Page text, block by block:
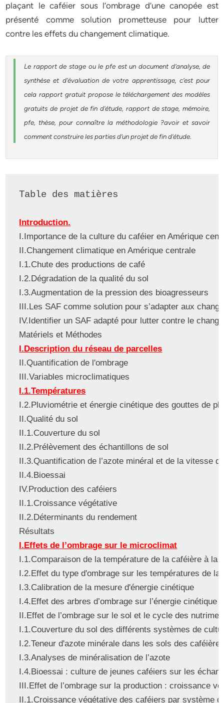
plaçant le caféier sous l’ombrage d’une canopée est
présenté comme solution prometteuse pour lutter
contre les effets du changement climatique.
Le rapport de stage ou le pfe est un document d’analyse, de
synthèse et d’évaluation de votre apprentissage, c’est pour
cela rapport gratuit propose le téléchargement des modèles
gratuits de projet de fin d’étude, rapport de stage, mémoire,
pfe, thèse, pour connaître la méthodologie ?avoir et savoir
comment construire les parties d’un projet de fin d’étude
Table des matières
Introduction.
I.Importance de la culture du caféier en Amérique
II.Changement climatique en Amérique centrale
I.1.Chute des productions de café
I.2.Dégradation de la qualité du sol
I.3.Augmentation de la pression des bioagresseurs
III.Les SAF comme solution pour s’adapter aux
IV.Identifier un SAF adapté pour lutter contre le
Matériels et Méthodes
I.Description du réseau de parcelles
II.Quantification de l'ombrage
III.Variables microclimatiques
I.1.Températures
I.2.Pluviométrie et énergie cinétique des gouttes de
II.Qualité du sol
II.1.Couverture du sol
II.2.Prélèvement des échantillons de sol
II.3.Quantification de l’azote minéral et de la vitesse
II.4.Bioessai
IV.Production des caféiers
II.1.Croissance végétative
II.2.Déterminants du rendement
Résultats
I.Effets de l’ombrage sur le microclimat
I.1.Comparaison de la température de la caféière à la
I.2.Effet du type d'ombrage sur les températures de la
I.3.Calibration de la mesure d'énergie cinétique
I.4.Effet des arbres d’ombrage sur l’énergie cinétique
II.Effet de l’ombrage sur le sol et le cycle des
I.1.Couverture du sol des différents systèmes de
I.2.Teneur d'azote minérale dans les sols des
I.3.Analyses de minéralisation de l’azote
I.4.Bioessai : culture de jeunes caféiers sur les
III.Effet de l’ombrage sur la production : croissance
II.1.Croissance végétative des caféiers par système